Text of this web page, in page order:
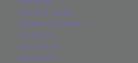
Tavoli e sedie
Vetrine e madie
VOLANTINO
SHOP ONLINE
PREVENTIVO